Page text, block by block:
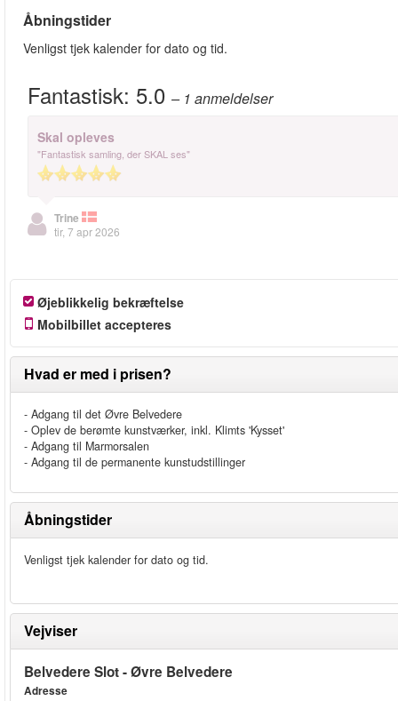
Åbningstider
Venligst tjek kalender for dato og tid.
Fantastisk: 5.0 – 1 anmeldelser
Skal opleves
"Fantastisk samling, der SKAL ses"
Trine
tir, 7 apr 2026
Øjeblikkelig bekræftelse
Mobilbillet accepteres
Hvad er med i prisen?
- Adgang til det Øvre Belvedere
- Oplev de berømte kunstværker, inkl. Klimts 'Kysset'
- Adgang til Marmorsalen
- Adgang til de permanente kunstudstillinger
Åbningstider
Venligst tjek kalender for dato og tid.
Vejviser
Belvedere Slot - Øvre Belvedere
Adresse